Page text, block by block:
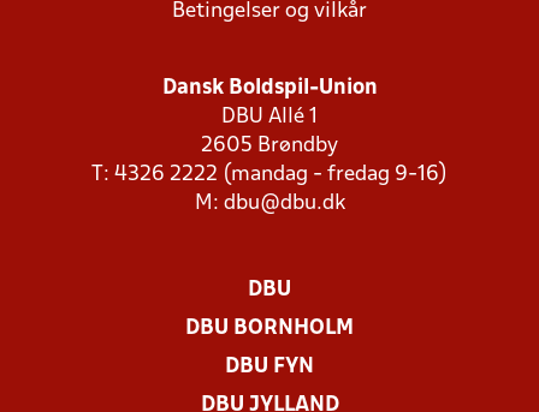
Betingelser og vilkår
Dansk Boldspil-Union
DBU Allé 1
2605 Brøndby
T: 4326 2222 (mandag - fredag 9-16)
M: dbu@dbu.dk
DBU
DBU BORNHOLM
DBU FYN
DBU JYLLAND